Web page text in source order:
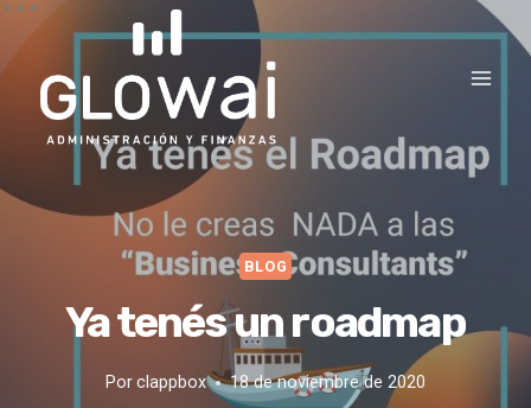
Saltar
contenido
BLOG
Ya tenés un roadmap
Porclappbox 18 de noviembre de 2020